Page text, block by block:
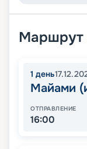
Маршрут
1 день
Майами
ОТПРАВЛЕНИЕ
16:00